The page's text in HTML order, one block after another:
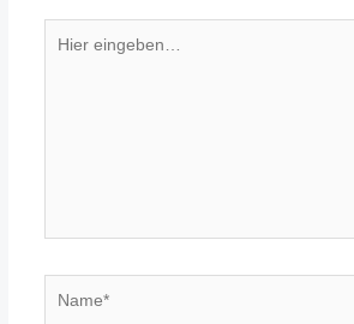
eingeben…